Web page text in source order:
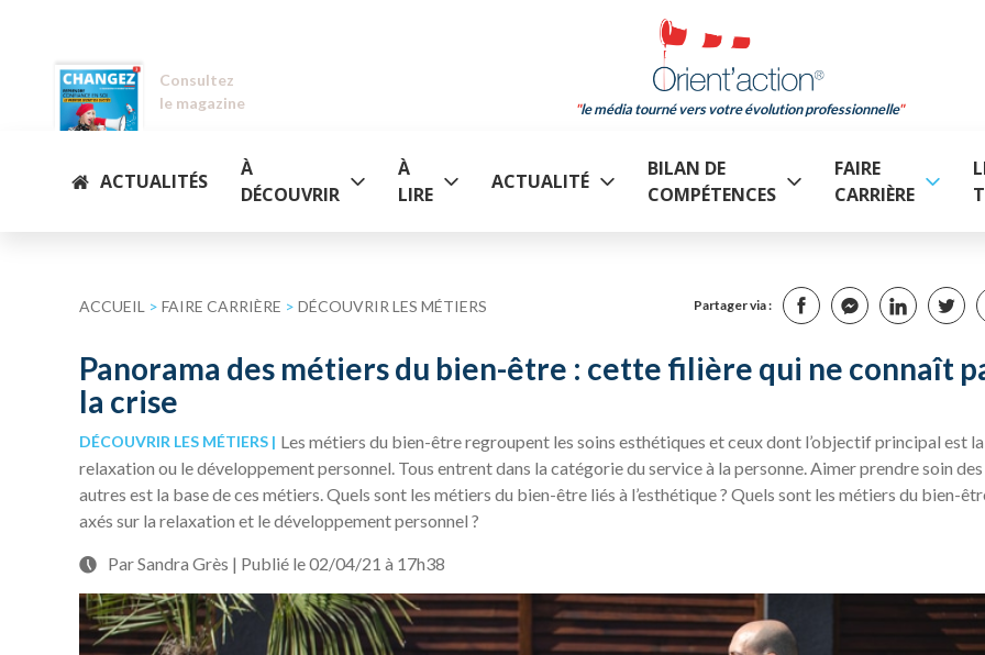
Consultez
le magazine
le média tourné vers votre évolution professionnelle
ACTUALITÉS
À
DÉCOUVRIR
À
LIRE
ACTUALITÉ
BILAN DE
COMPÉTENCES
FAIRE
CARRIÈRE
ACCUEIL > FAIRE CARRIÈRE > DÉCOUVRIR LES MÉTIERS Partager via :
Panorama des métiers du bien-être : cette filière qui ne connaît
la crise
DÉCOUVRIR LES MÉTIERS
Les métiers du bien-être regroupent les soins esthétiques et ceux dont l’objectif principal est la
relaxation ou le développement personnel. Tous entrent dans la catégorie du service à la personne. Aimer prendre soin des
autres est la base de ces métiers. Quels sont les métiers du bien-être liés à l’esthétique ? Quels sont les métiers du bien-
axés sur la relaxation et le développement personnel ?
Par Sandra Grès | Publié le 02/04/21 à 17h38